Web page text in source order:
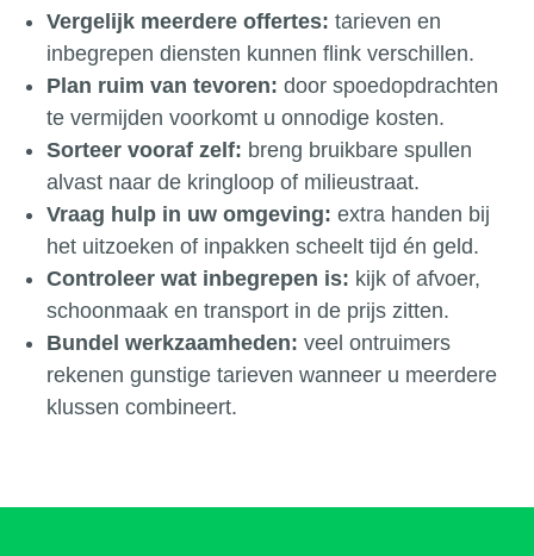
Vergelijk meerdere offertes: tarieven en
inbegrepen diensten kunnen flink verschillen.
Plan ruim van tevoren: door spoedopdrachten
te vermijden voorkomt u onnodige kosten.
Sorteer vooraf zelf: breng bruikbare spullen
alvast naar de kringloop of milieustraat.
Vraag hulp in uw omgeving: extra handen bij
het uitzoeken of inpakken scheelt tijd én geld.
Controleer wat inbegrepen is: kijk of afvoer,
schoonmaak en transport in de prijs zitten.
Bundel werkzaamheden: veel ontruimers
rekenen gunstige tarieven wanneer u meerdere
klussen combineert.